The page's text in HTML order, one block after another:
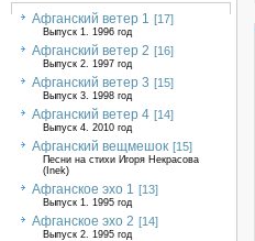
Афганский ветер 1 [17]
Выпуск 1. 1996 год
Афганский ветер 2 [16]
Выпуск 2. 1997 год
Афганский ветер 3 [15]
Выпуск 3. 1998 год
Афганский ветер 4 [14]
Выпуск 4. 2010 год
Афганский вещмешок [15]
Песни на стихи Игоря Некрасова
(Inek)
Афганское эхо 1 [13]
Выпуск 1. 1995 год
Афганское эхо 2 [14]
Выпуск 2. 1995 год